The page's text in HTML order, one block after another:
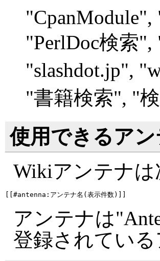
"CpanModule",
"PerlDoc検索",
"slashdot.jp", "
"書籍検索", "
使用できるア
Wikiアンテナ
アンテナは
登録されてい